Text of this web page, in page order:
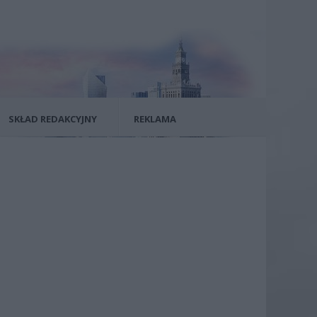
SKŁAD REDAKCYJNY REKLAMA